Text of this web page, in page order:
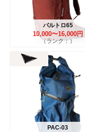
バルトロ65
10,000〜16,000円
（ランク：）
PAC-03